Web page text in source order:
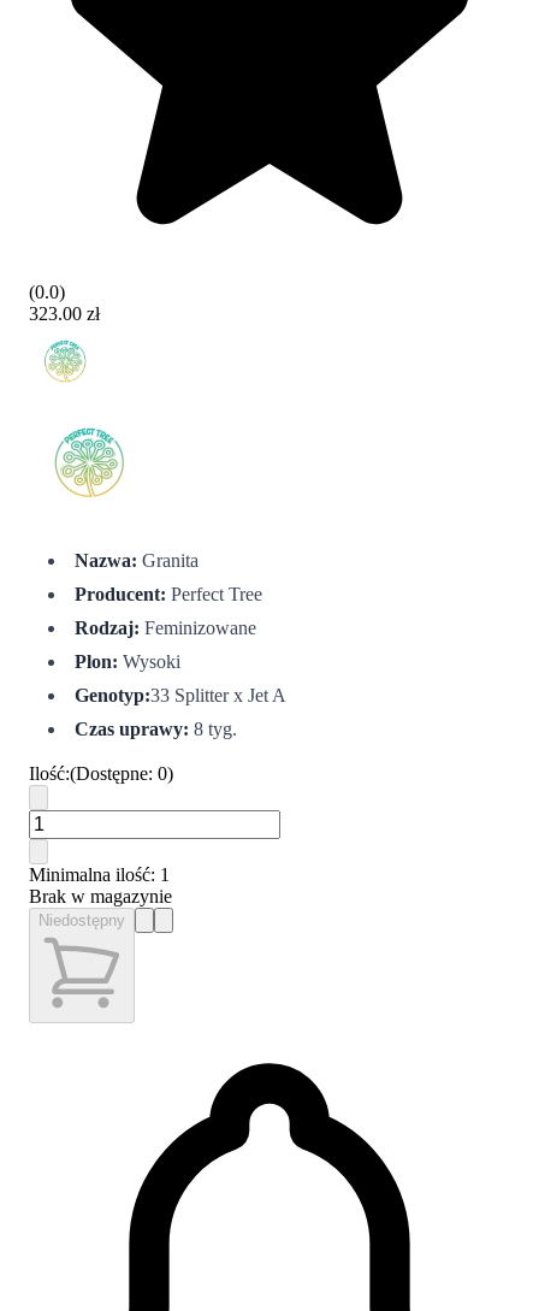
(0.0)
323.00 zł
Nazwa: Granita
Producent: Perfect Tree
Rodzaj: Feminizowane
Plon: Wysoki
Genotyp:33 Splitter x Jet A
Czas uprawy: 8 tyg.
Ilość:(Dostępne: 0)
Minimalna ilość: 1
Brak w magazynie
Niedostępny